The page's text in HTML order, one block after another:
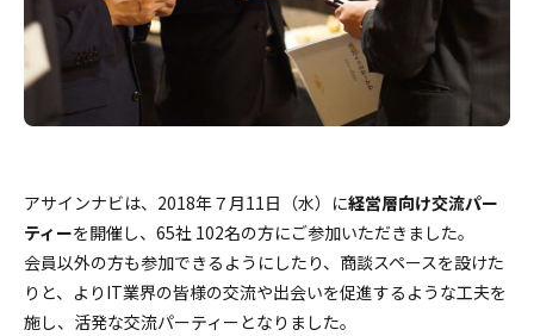
アサインナビは、2018年７月11日（水）に経営層向け交流パー
ティーを開催し、65社 102名の方にご参加いただきました。
会員以外の方も参加できるようにしたり、商談スペースを設けた
りと、よりIT業界の皆様の交流や出会いを促進するような工夫を
施し、活発な交流パーティーとなりました。